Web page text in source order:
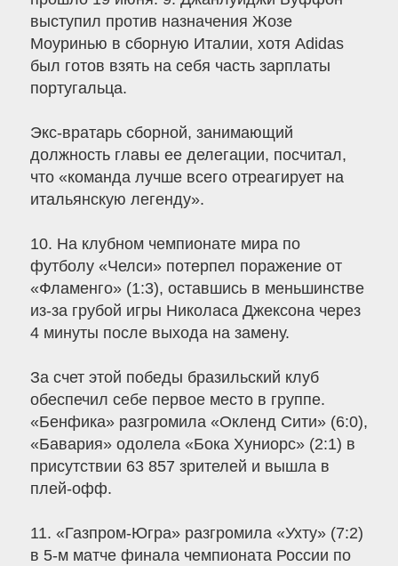
выступил против назначения Жозе
Моуринью в сборную Италии, хотя Adidas
был готов взять на себя часть зарплаты
португальца.
Экс-вратарь сборной, занимающий
должность главы ее делегации, посчитал,
что «команда лучше всего отреагирует на
итальянскую легенду».
10. На клубном чемпионате мира по
футболу «Челси» потерпел поражение от
«Фламенго» (1:3), оставшись в меньшинстве
из-за грубой игры Николаса Джексона через
4 минуты после выхода на замену.
За счет этой победы бразильский клуб
обеспечил себе первое место в группе.
«Бенфика» разгромила «Окленд Сити» (6:0),
«Бавария» одолела «Бока Хуниорс» (2:1) в
присутствии 63 857 зрителей и вышла в
плей-офф.
11. «Газпром-Югра» разгромила «Ухту» (7:2)
в 5-м матче финала чемпионата России по